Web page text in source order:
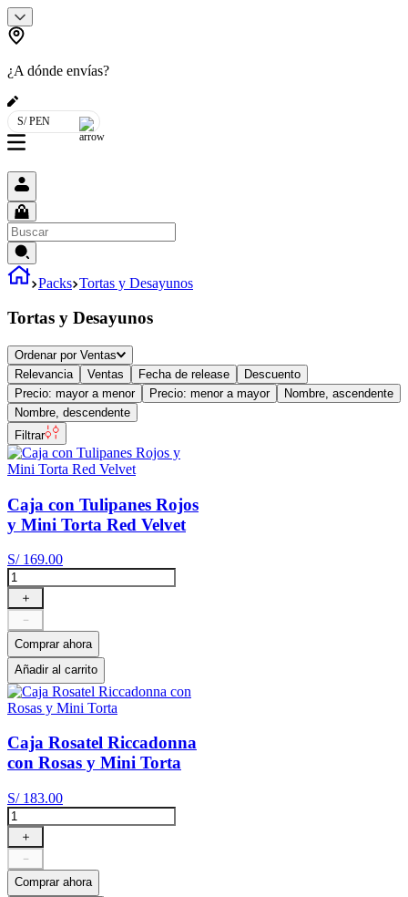
¿A dónde envías?
S/ PEN
Packs Tortas y Desayunos
Tortas y Desayunos
Ordenar por Ventas
Relevancia
Ventas Fecha de release
Descuento
Precio: mayor a menor
Precio: menor a mayor
Nombre, ascendente
Nombre, descendente
Filtrar
Caja con Tulipanes Rojos
y Mini Torta Red Velvet
S/ 169.00
＋
－
Comprar ahora
Añadir al carrito
Caja Rosatel Riccadonna
con Rosas y Mini Torta
S/ 183.00
＋
－
Comprar ahora